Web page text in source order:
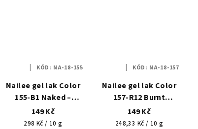
Nailee gel lak Color
155-B1 Naked –
Přirozený půvab
HEMA Free 6g
149 Kč
Měrná
298 Kč / 10 g
KÓD: NA-18-155
Nailee gel lak Color
157-R12 Burnt
Burgundy – Temná
noblesa HEMA Free
149 Kč
Měrná
248,33 Kč / 10 g
KÓD: NA-18-157